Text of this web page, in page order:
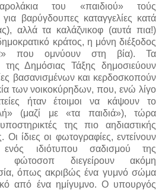
του «παιδιού» τούς
βαρύγδουπες καταγγελίες κατά
αλλά τα καλάζνικοφ (αυτά πια!)
κράτος, η μόνη διέξοδος
που ομνύουν στη βία). Τα
της Δημόσιας Τάξης δημοσιεύουν
βασανισμένων και κερδοσκοπούν
των νοικοκύρηδων, που, ενώ λίγο
ήταν έτοιμοι να κάψουν το
(μαζί με «τα παιδιά»), τώρα
της πιο αηδιαστικής
Οι ίδιες οι φωτογραφίες, εντείνουν
ιδιότυπου σαδισμού της
φώτοσοπ διεγείρουν ακόμη
όπως ακριβώς ένα γυμνό σώμα
από ένα ημίγυμνο. Ο υπουργός